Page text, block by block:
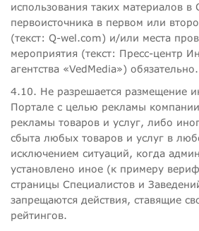
использования таких материалов
первоисточника в первом или
(текст: Q-wel.com) и/или места
мероприятия (текст: Пресс-центр
агентства «VedMedia») обязательно.
4.10. Не разрешается размещение
Портале с целью рекламы
рекламы товаров и услуг, либо
сбыта любых товаров и услуг в
исключением ситуаций, когда
установлено иное (к примеру
страницы Специалистов и
запрещаются действия, ставящие
рейтингов.